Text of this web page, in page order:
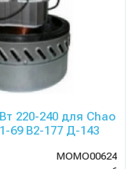
220-240 для Chao
69 B2-177 Д-143
MOMO00624